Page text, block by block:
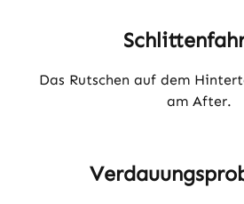
Das Rutschen auf dem
am After.